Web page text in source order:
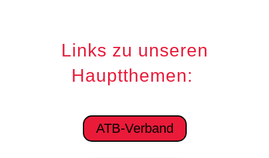
Links zu unseren
Hauptthemen:
ATB-Verband